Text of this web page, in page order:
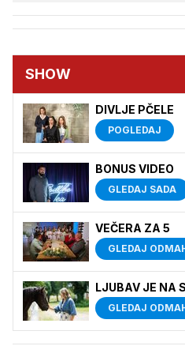
SHOW
DIVLJE PČELE
POGLEDAJ
BONUS VIDEO
GLEDAJ SADA
VEČERA ZA 5
GLEDAJ
LJUBAV JE NA
GLEDAJ